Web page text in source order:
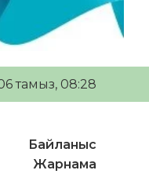
тамыз, 08:28
Байланыс
Жарнама